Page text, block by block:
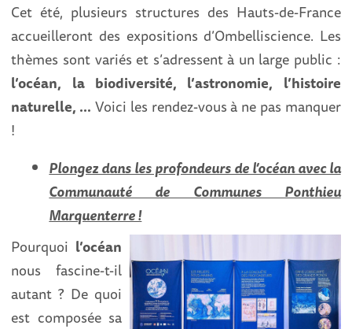
Cet été, plusieurs structures des Hauts-de-France
accueilleront des expositions d’Ombelliscience. Les
thèmes sont variés et s’adressent à un large public :
l’océan, la biodiversité, l’astronomie, l’histoire
naturelle, … Voici les rendez-vous à ne pas manquer
!
Plongez dans les profondeurs de l’océan avec la
Communauté de Communes Ponthieu
Marquenterre !
Pourquoi l’océan
nous fascine-t-il
autant ? De quoi
est composée sa